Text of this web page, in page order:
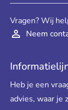
Vragen? Wij
Neem
Heb je een
advies, waar je